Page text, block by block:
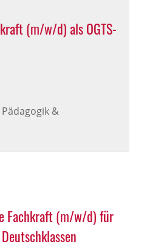
(m/w/d) als OGTS-
&
Fachkraft (m/w/d) für